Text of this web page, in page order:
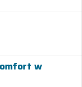
w